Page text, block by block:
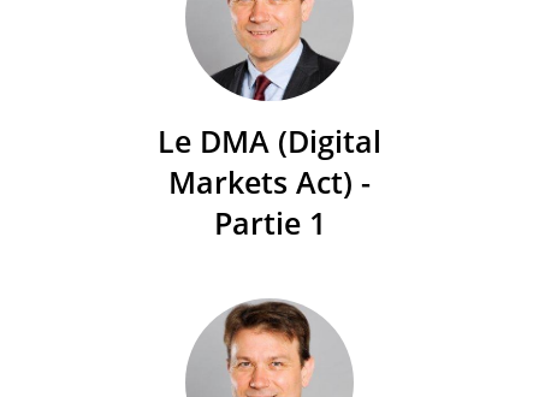
Le DMA (Digital
Markets Act) -
Partie 1